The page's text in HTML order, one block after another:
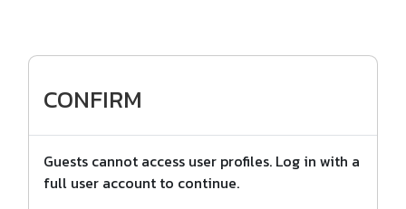
CONFIRM
Guests cannot access user profiles. Log in with a
full user account to continue.